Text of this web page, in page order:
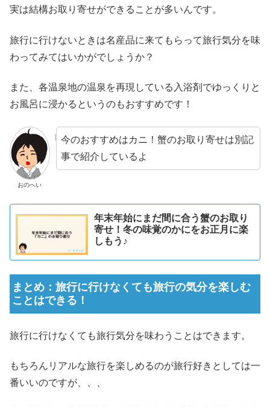
実は結構お取り寄せができることが多いんです。
旅行に行けないときは名産品に来てもらって旅行気分を味
わってみてはいかがでしょうか？
また、各温泉地の温泉を再現している入浴剤でゆっくりと
お風呂に浸かるというのもおすすめです！
おのへい
今のおすすめはカニ！蟹のお取り寄せは別記
事で紹介しているよ
年末年始にまだ間に合う蟹のお取り
寄せ！冬の味覚のかにをお正月に楽
しもう♪
まとめ：旅行に行けなくても旅行の気分を楽しむ
ことはできる！
旅行に行けなくても旅行気分を味わうことはできます。
もちろんリアルな旅行を楽しめるのが旅行好きとしては一
番いいのですが、、、